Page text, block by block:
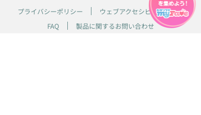
プライバシーポリシー
ウェブアクセシビリティ方針
FAQ
製品に関するお問い合わせ